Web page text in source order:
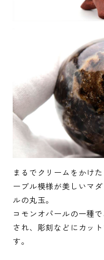
まるでクリームをかけ
ーブル模様が美しいマ
ルの丸玉。
コモンオパールの一種
され、彫刻などにカッ
す。